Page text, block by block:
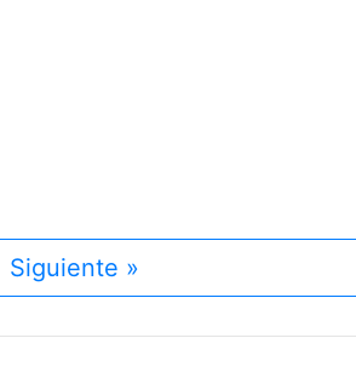
Siguiente »